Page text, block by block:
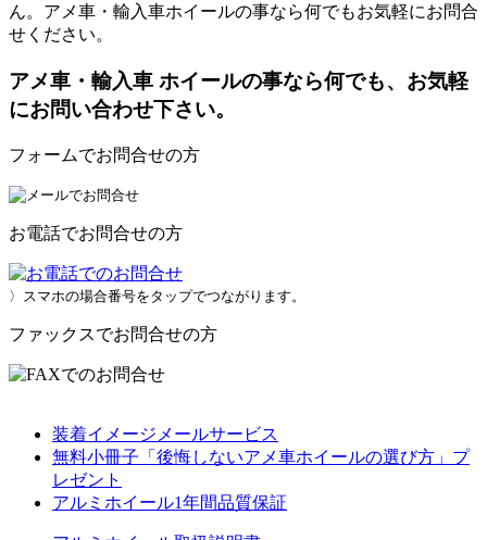
ん。アメ車・輸入車ホイールの事なら何でもお気軽にお問合
せください。
アメ車・輸入車 ホイールの事なら何でも、お気軽
にお問い合わせ下さい。
フォームでお問合せの方
お電話でお問合せの方
〉スマホの場合番号をタップでつながります。
ファックスでお問合せの方
装着イメージメールサービス
無料小冊子「後悔しないアメ車ホイールの選び方」プ
レゼント
アルミホイール1年間品質保証